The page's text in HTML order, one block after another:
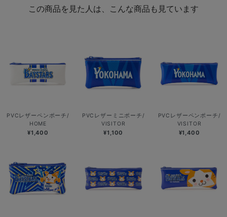
この商品を見た人は、こんな商品も見ています
PVCレザーペンポーチ/
HOME
¥1,400
PVCレザーミニポーチ/
VISITOR
¥1,100
PVCレザーペンポーチ/
VISITOR
¥1,400